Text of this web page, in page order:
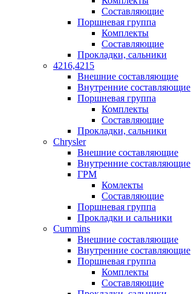
Составляющие
Поршневая группа
Комплекты
Составляющие
Прокладки, сальники
4216,4215
Внешние составляющие
Внутренние составляющие
Поршневая группа
Комплекты
Составляющие
Прокладки, сальники
Chrysler
Внешние составляющие
Внутренние составляющие
ГРМ
Комлекты
Составляющие
Поршневая группа
Прокладки и сальники
Cummins
Внешние составляющие
Внутренние составляющие
Поршневая группа
Комплекты
Составляющие